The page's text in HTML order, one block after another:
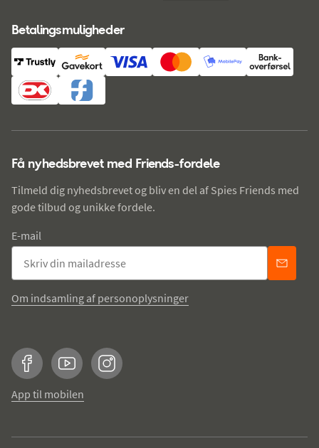
Betalingsmuligheder
Få nyhedsbrevet med Friends-fordele
Tilmeld dig nyhedsbrevet og bliv en del af Spies Friends med
gode tilbud og unikke fordele.
E-mail
Om indsamling af personoplysninger
FacebookYouTubeInstagram
App til mobilen